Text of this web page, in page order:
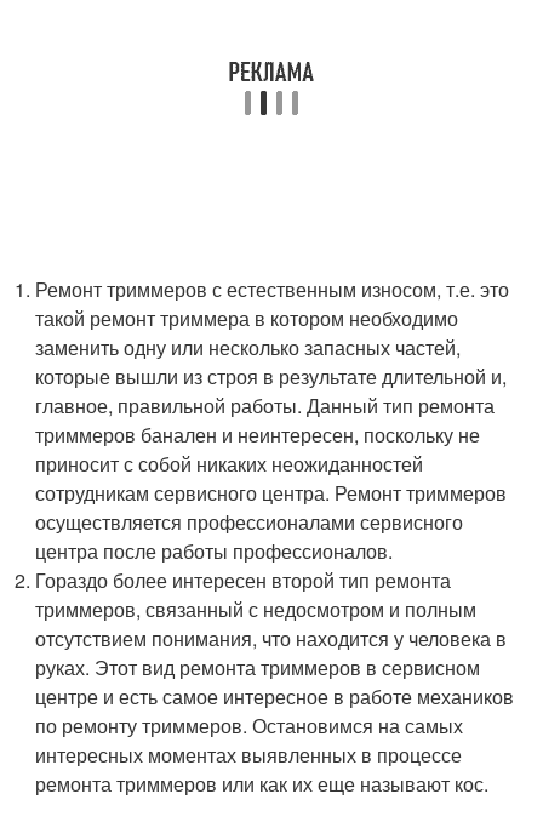
Ремонт триммеров с естественным износом, т.е. это
такой ремонт триммера в котором необходимо
заменить одну или несколько запасных частей,
которые вышли из строя в результате длительной и,
главное, правильной работы. Данный тип ремонта
триммеров банален и неинтересен, поскольку не
приносит с собой никаких неожиданностей
сотрудникам сервисного центра. Ремонт триммеров
осуществляется профессионалами сервисного
центра после работы профессионалов.
Гораздо более интересен второй тип ремонта
триммеров, связанный с недосмотром и полным
отсутствием понимания, что находится у человека в
руках. Этот вид ремонта триммеров в сервисном
центре и есть самое интересное в работе механиков
по ремонту триммеров. Остановимся на самых
интересных моментах выявленных в процессе
ремонта триммеров или как их еще называют кос.